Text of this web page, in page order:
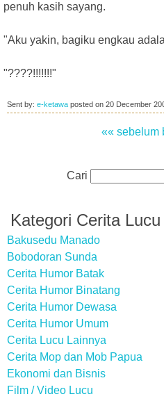
penuh kasih sayang.
"Aku yakin, bagiku engkau
"????!!!!!!!"
Sent by: e-ketawa posted on 20 December
«« sebelum
Cari
Kategori Cerita Lucu
Bakusedu Manado
Bobodoran Sunda
Cerita Humor Batak
Cerita Humor Binatang
Cerita Humor Dewasa
Cerita Humor Umum
Cerita Lucu Lainnya
Cerita Mop dan Mob Papua
Ekonomi dan Bisnis
Film / Video Lucu